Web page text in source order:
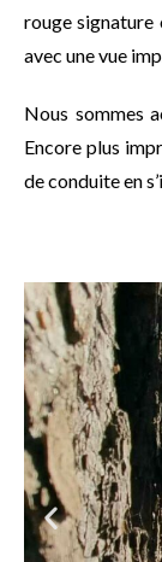
rouge signature
avec une vue
Nous sommes
Encore plus
de conduite en